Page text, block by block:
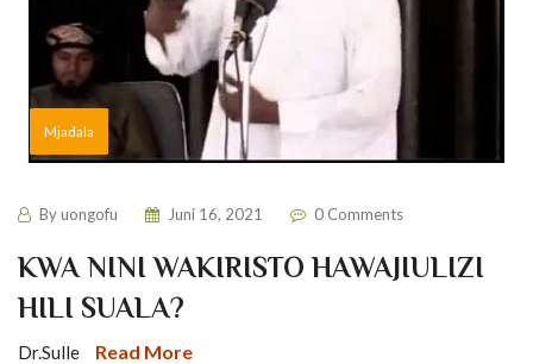
Mjadala
Byuongofu Juni 16, 2021 0 Comments
KWA NINI WAKIRISTO HAWAJIULIZI
HILI SUALA?
Dr.Sulle Read More